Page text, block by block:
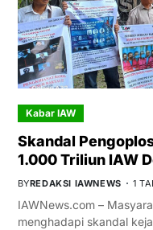
Kabar IAW
Skandal
1.000 Triliun IAW
BYREDAKSI IAWNEWS 1
IAWNews.com –
menghadapi skandal